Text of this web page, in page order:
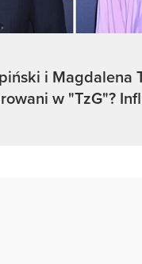
i Magdalena
w "TzG"?